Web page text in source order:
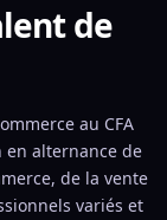
de
au CFA
en alternance de
de la vente
variés et